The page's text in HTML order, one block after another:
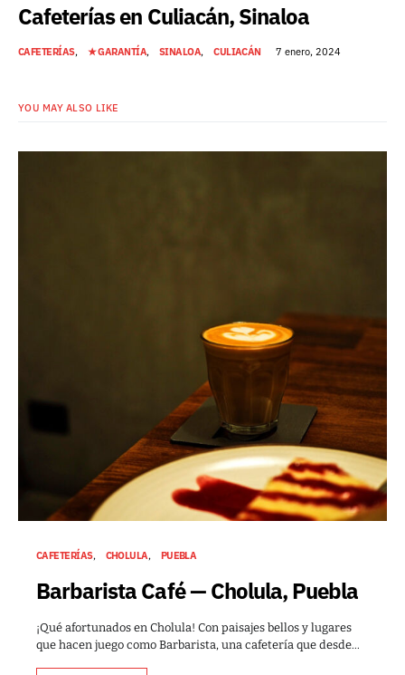
Cafeterías en Culiacán, Sinaloa
CAFETERÍAS ★ GARANTÍA SINALOA CULIACÁN 7 enero, 2024
YOU MAY ALSO LIKE
CAFETERÍAS CHOLULA PUEBLA
Barbarista Café — Cholula, Puebla
¡Qué afortunados en Cholula! Con paisajes bellos y lugares
que hacen juego como Barbarista, una cafetería que desde…